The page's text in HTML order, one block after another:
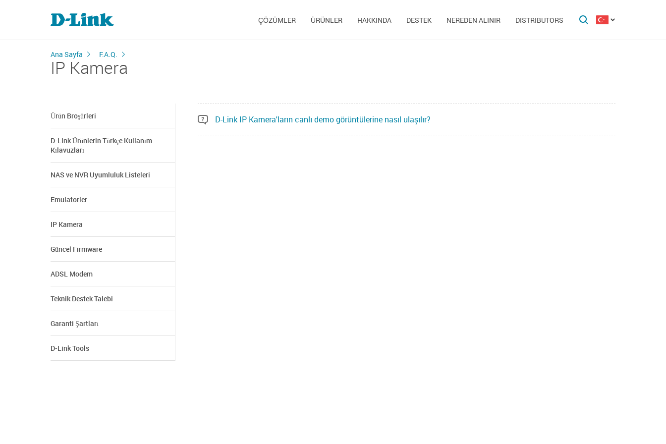
ÇÖZÜMLER ÜRÜNLER HAKKINDA DESTEK NEREDEN ALINIR DISTRIBUTORS
Ana Sayfa F.A.Q.
IP Kamera
Ürün Broşürleri
D-Link Ürünlerin Türkçe Kullanım
Kılavuzları
NAS ve NVR Uyumluluk Listeleri
Emulatorler
IP Kamera
Güncel Firmware
ADSL Modem
Teknik Destek Talebi
Garanti Şartları
D-Link Tools
D-Link IP Kamera'ların canlı demo görüntülerine nasıl ulaşılır?